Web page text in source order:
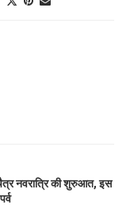
नवरात्रि की शुरुआत, इस